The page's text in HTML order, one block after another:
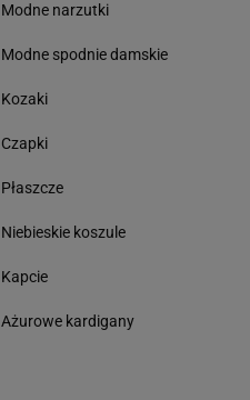
Modne narzutki
Modne spodnie damskie
Kozaki
Czapki
Płaszcze
Niebieskie koszule
Kapcie
Ażurowe kardigany